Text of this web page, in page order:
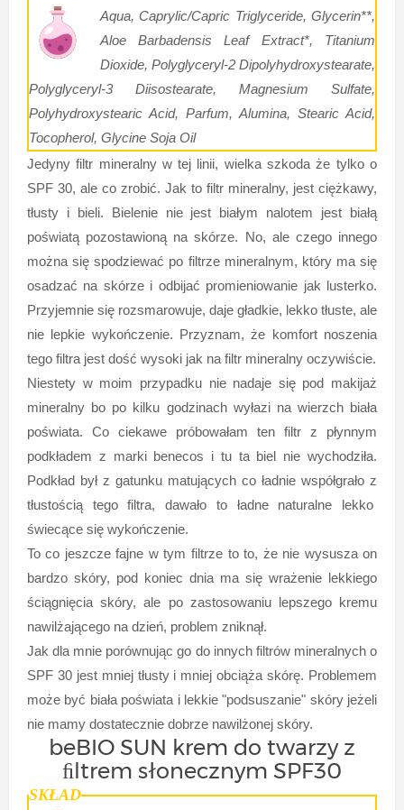
Aqua, Caprylic/Capric Triglyceride, Glycerin**,
Aloe Barbadensis Leaf Extract*, Titanium
Dioxide, Polyglyceryl-2 Dipolyhydroxystearate,
Polyglyceryl-3 Diisostearate, Magnesium Sulfate,
Polyhydroxystearic Acid, Parfum, Alumina, Stearic Acid,
Tocopherol, Glycine Soja Oil
Jedyny filtr mineralny w tej linii, wielka szkoda że tylko o
SPF 30, ale co zrobić. Jak to filtr mineralny, jest ciężkawy,
tłusty i bieli. Bielenie nie jest białym nalotem jest białą
poświatą pozostawioną na skórze. No, ale czego innego
można się spodziewać po filtrze mineralnym, który ma się
osadzać na skórze i odbijać promieniowanie jak lusterko.
Przyjemnie się rozsmarowuje, daje gładkie, lekko tłuste, ale
nie lepkie wykończenie. Przyznam, że komfort noszenia
tego filtra jest dość wysoki jak na filtr mineralny oczywiście.
Niestety w moim przypadku nie nadaje się pod makijaż
mineralny bo po kilku godzinach wyłazi na wierzch biała
poświata. Co ciekawe próbowałam ten filtr z płynnym
podkładem z marki benecos i tu ta biel nie wychodziła.
Podkład był z gatunku matujących co ładnie współgrało z
tłustością tego filtra, dawało to ładne naturalne lekko
świecące się wykończenie.
To co jeszcze fajne w tym filtrze to to, że nie wysusza on
bardzo skóry, pod koniec dnia ma się wrażenie lekkiego
ściągnięcia skóry, ale po zastosowaniu lepszego kremu
nawilżającego na dzień, problem zniknął.
Jak dla mnie porównując go do innych filtrów mineralnych o
SPF 30 jest mniej tłusty i mniej obciąża skórę. Problemem
może być biała poświata i lekkie "podsuszanie" skóry jeżeli
nie mamy dostatecznie dobrze nawilżonej skóry.
beBIO SUN krem do twarzy z
ﬁltrem słonecznym SPF30
SKŁAD